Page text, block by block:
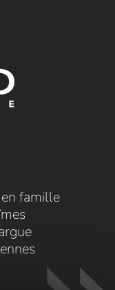
famille